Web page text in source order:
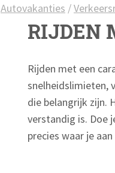
Autovakanties /
RIJDEN
Rijden met een
snelheidslimieten,
die belangrijk zijn.
verstandig is. Doe
precies waar je